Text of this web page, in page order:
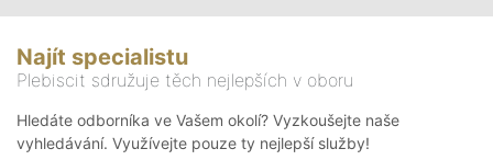
Najít specialistu
Plebiscit sdružuje těch nejlepších v oboru
Hledáte odborníka ve Vašem okolí? Vyzkoušejte naše
vyhledávání. Využívejte pouze ty nejlepší služby!